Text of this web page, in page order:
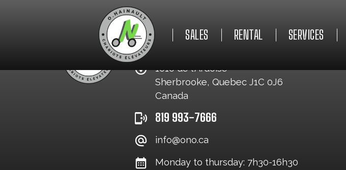
SALES
NEW
USED
RENTAL SERVICES
O. HAINAULT INC.
1010 de l'Ardoise
Sherbrooke, Quebec J1C 0J6
Canada
819 993-7666
info@ono.ca
Monday to thursday: 7h30-16h30